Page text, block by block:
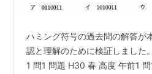
ハミング符号の過去問の解答が
認と理解のために検証しました
1 問1 問題 H30 春 高度 午前1